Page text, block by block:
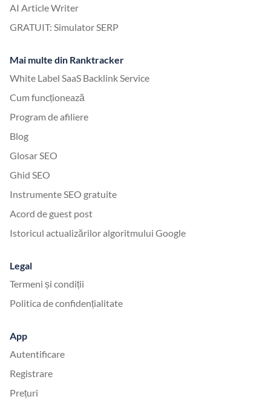
AI Article Writer
GRATUIT: Simulator SERP
Mai multe din Ranktracker
White Label SaaS Backlink Service
Cum funcționează
Program de afiliere
Blog
Glosar SEO
Ghid SEO
Instrumente SEO gratuite
Acord de guest post
Istoricul actualizărilor algoritmului Google
Legal
Termeni și condiții
Politica de confidențialitate
App
Autentificare
Registrare
Prețuri